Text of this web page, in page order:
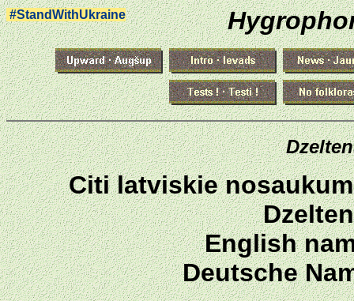
#StandWithUkraine
Citi latviskie
English
Deutsche